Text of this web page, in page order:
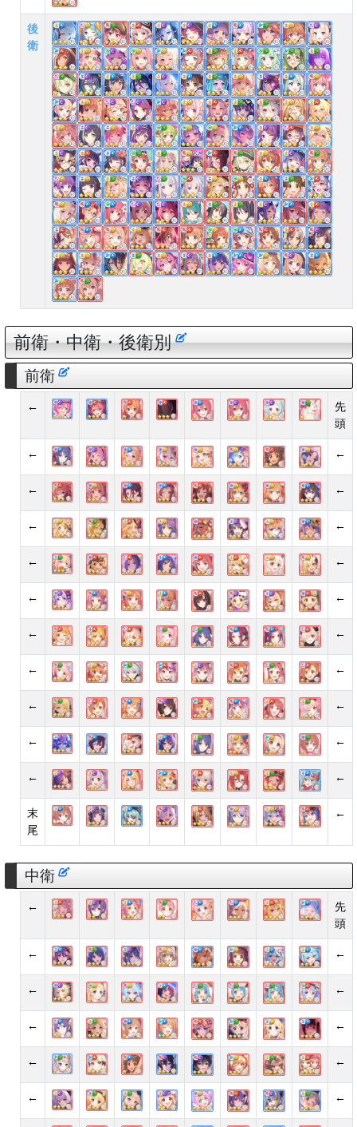
後
衛
前衛・中衛・後衛別
前衛
←
先
頭
← ←
← ←
← ←
← ←
← ←
← ←
← ←
← ←
← ←
← ←
末
尾
←
中衛
←
先
頭
← ←
← ←
← ←
← ←
← ←